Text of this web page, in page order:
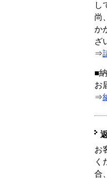
し
尚
か
ざ
⇒
■
お
⇒
お
く
合